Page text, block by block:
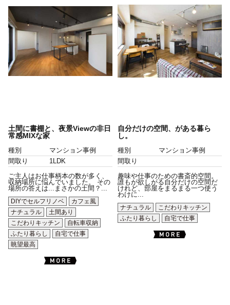
土間に書棚と、夜景Viewの非日
常感MIXな家
種別
マンション事例
間取り
1LDK
ご主人はお仕事柄本の数が多く、
収納場所に悩んでいました。 その
場所の答えは...まさかの土間？...
DIYでセルフリノベ
カフェ風
ナチュラル
土間あり
こだわりキッチン
自転車収納
ふたり暮らし
自宅で仕事
眺望最高
自分だけの空間、がある暮ら
し。
種別
マンション事例
間取り
趣味や仕事のための書斎的空間。
誰もが欲しがる自分だけの空間だ
けれど、部屋をまるまる一つ使う
わけに...
ナチュラル
こだわりキッチン
ふたり暮らし
自宅で仕事